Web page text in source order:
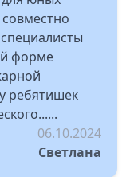
форме
ребятишек
06.10.2024
Светлана